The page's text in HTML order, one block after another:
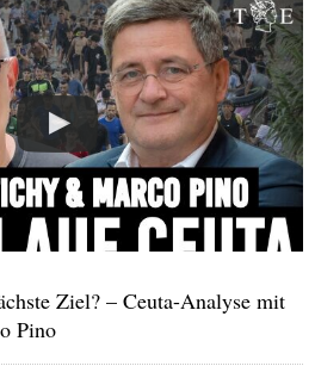
Ziel? – Ceuta-Analyse mit
Pino